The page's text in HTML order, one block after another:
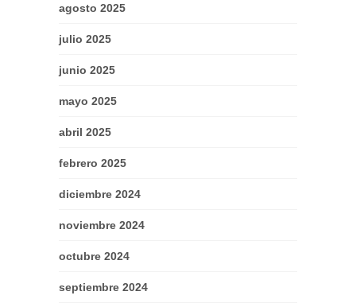
agosto 2025
julio 2025
junio 2025
mayo 2025
abril 2025
febrero 2025
diciembre 2024
noviembre 2024
octubre 2024
septiembre 2024